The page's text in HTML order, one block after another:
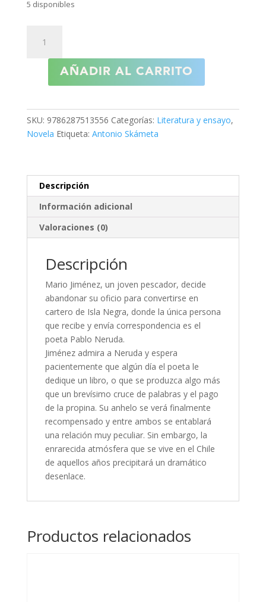
5 disponibles
CARTERO
NERUDA
cantidad
AÑADIR AL CARRITO
SKU: 9786287513556 Categorías: Literatura y ensayo,
Novela Etiqueta: Antonio Skámeta
Descripción
Información adicional
Valoraciones (0)
Descripción
Mario Jiménez, un joven pescador, decide
abandonar su oficio para convertirse en
cartero de Isla Negra, donde la única persona
que recibe y envía correspondencia es el
poeta Pablo Neruda.
Jiménez admira a Neruda y espera
pacientemente que algún día el poeta le
dedique un libro, o que se produzca algo más
que un brevísimo cruce de palabras y el pago
de la propina. Su anhelo se verá finalmente
recompensado y entre ambos se entablará
una relación muy peculiar. Sin embargo, la
enrarecida atmósfera que se vive en el Chile
de aquellos años precipitará un dramático
desenlace.
Productos relacionados